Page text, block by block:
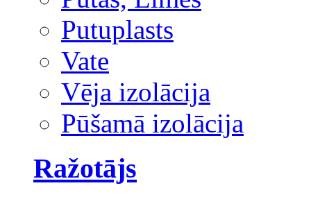
Putuplasts
Vate
Vēja izolācija
Pūšamā izolācija
Ražotājs